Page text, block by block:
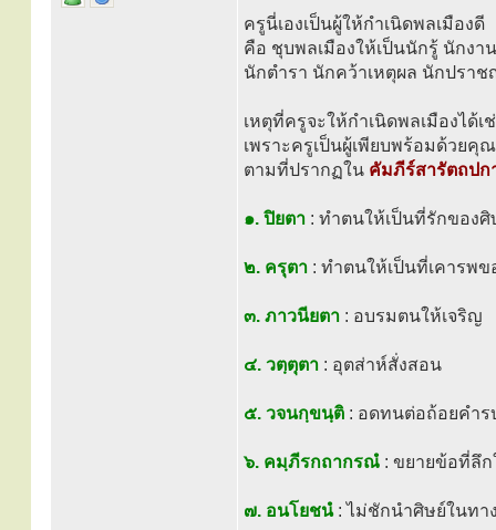
ครูนี่เองเป็นผู้ให้กำเนิดพลเมืองดี
คือ ชุบพลเมืองให้เป็นนักรู้ นักง
นักตำรา นักคว้าเหตุผล นักปรา
เหตุที่ครูจะให้กำเนิดพลเมืองได้เ
เพราะครูเป็นผู้เพียบพร้อมด้วยคุ
ตามที่ปรากฏใน คัมภีร์สารัตถป
๑. ปิยตา : ทำตนให้เป็นที่รักของศิ
๒. ครุตา : ทำตนให้เป็นที่เคารพข
๓. ภาวนียตา : อบรมตนให้เจริญ
๔. วตฺตุตา : อุตส่าห์สั่งสอน
๕. วจนกฺขนฺติ : อดทนต่อถ้อยคำ
๖. คมฺภีรกถากรณํ : ขยายข้อที่ลึก
๗. อนโยชนํ: ไม่ชักนำศิษย์ในทา